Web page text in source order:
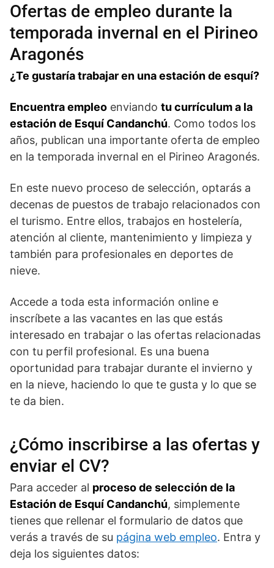
Ofertas de empleo durante la
temporada invernal en el Pirineo
Aragonés
¿Te gustaría trabajar en una estación de esquí?
Encuentra empleo enviando tu currículum a la
estación de Esquí Candanchú. Como todos los
años, publican una importante oferta de empleo
en la temporada invernal en el Pirineo Aragonés.
En este nuevo proceso de selección, optarás a
decenas de puestos de trabajo relacionados con
el turismo. Entre ellos, trabajos en hostelería,
atención al cliente, mantenimiento y limpieza y
también para profesionales en deportes de
nieve.
Accede a toda esta información online e
inscríbete a las vacantes en las que estás
interesado en trabajar o las ofertas relacionadas
con tu perfil profesional. Es una buena
oportunidad para trabajar durante el invierno y
en la nieve, haciendo lo que te gusta y lo que se
te da bien.
¿Cómo inscribirse a las ofertas y
enviar el CV?
Para acceder al proceso de selección de la
Estación de Esquí Candanchú, simplemente
tienes que rellenar el formulario de datos que
verás a través de su página web empleo. Entra y
deja los siguientes datos: